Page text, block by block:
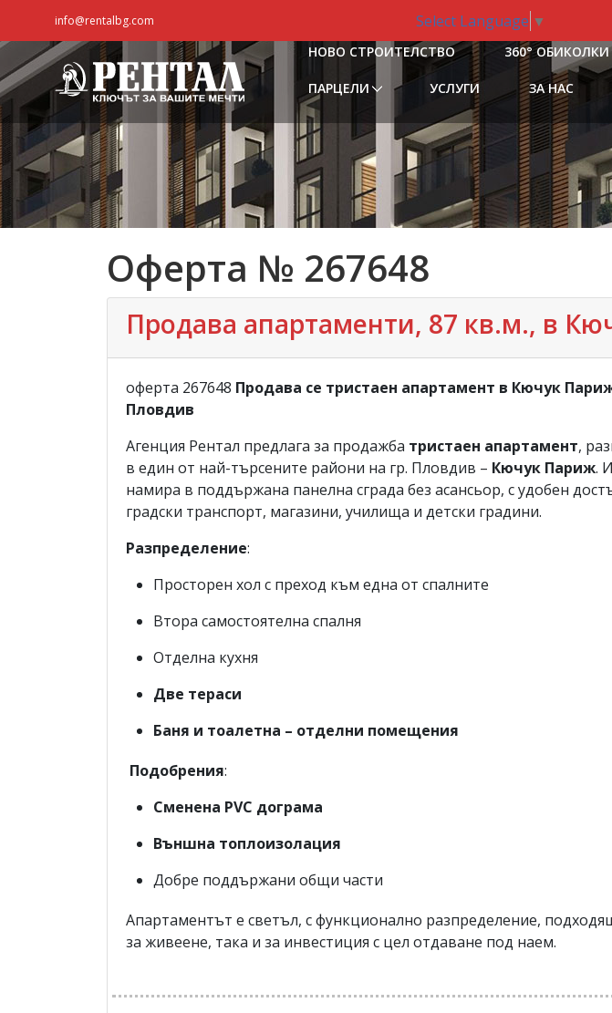
info@rentalbg.com Select Language ▼
НОВО СТРОИТЕЛСТВО 360° ОБИКОЛКИ
ПАРЦЕЛИ УСЛУГИ ЗА НАС
Оферта № 267648
Продава апартаменти, 87 кв.м., в
оферта 267648 Продава се тристаен апартамент в Кючук
Пловдив
Агенция Рентал предлага за продажба тристаен апартамент,
в един от най-търсените райони на гр. Пловдив – Кючук Париж.
намира в поддържана панелна сграда без асансьор, с удобен
градски транспорт, магазини, училища и детски градини.
Разпределение:
Просторен хол с преход към една от спалните
Втора самостоятелна спалня
Отделна кухня
Две тераси
Баня и тоалетна – отделни помещения
Подобрения:
Сменена PVC дограма
Външна топлоизолация
Добре поддържани общи части
Апартаментът е светъл, с функционално разпределение,
за живеене, така и за инвестиция с цел отдаване под наем.